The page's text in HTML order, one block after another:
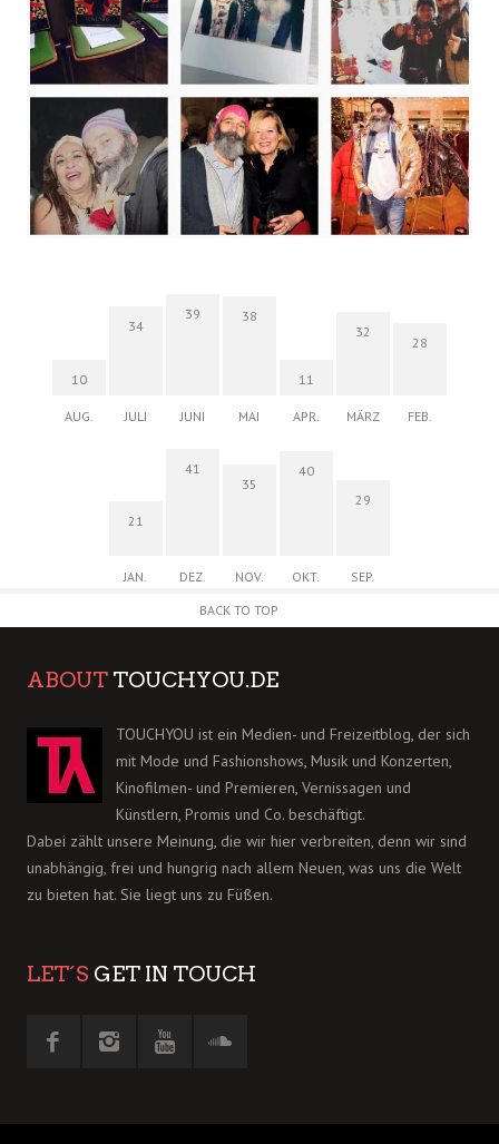
10
AUG.
34
JULI
39
JUNI
38
MAI
11
APR.
32
MÄRZ
28
FEB.
21
JAN.
41
DEZ.
35
NOV.
40
OKT.
29
SEP.
BACK TO TOP
ABOUT TOUCHYOU.DE
TOUCHYOU ist ein Medien- und Freizeitblog, der sich
mit Mode und Fashionshows, Musik und Konzerten,
Kinofilmen- und Premieren, Vernissagen und
Künstlern, Promis und Co. beschäftigt.
Dabei zählt unsere Meinung, die wir hier verbreiten, denn wir sind
unabhängig, frei und hungrig nach allem Neuen, was uns die Welt
zu bieten hat. Sie liegt uns zu Füßen.
LET´S GET IN TOUCH